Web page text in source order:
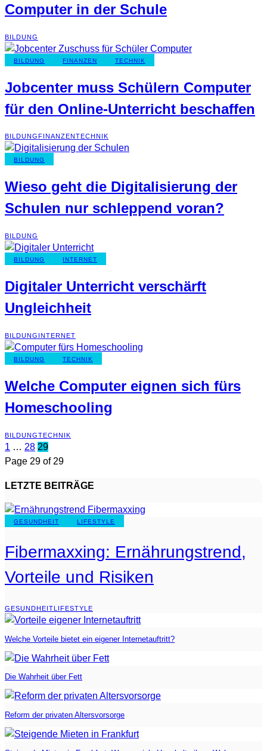
Computer in der Schule
BILDUNG
BILDUNG FINANZEN TECHNIK
Jobcenter muss Schülern Computer
für den Online-Unterricht beschaffen
BILDUNG FINANZENTECHNIK
BILDUNG
Wieso geht die Digitalisierung der
Schulen nur schleppend voran?
BILDUNG
BILDUNG INTERNET
Digitaler Unterricht verschärft
Ungleichheit
BILDUNG INTERNET
BILDUNG TECHNIK
Welche Computer eignen sich fürs
Homeschooling
BILDUNGTECHNIK
1 … 28 29
Page 29 of 29
LETZTE BEITRÄGE
GESUNDHEIT LIFESTYLE
Fibermaxxing: Ernährungstrend,
Vorteile und Risiken
GESUNDHEITLIFESTYLE
Welche Vorteile bietet ein eigener Internetauftritt?
Die Wahrheit über Fett
Reform der privaten Altersvorsorge